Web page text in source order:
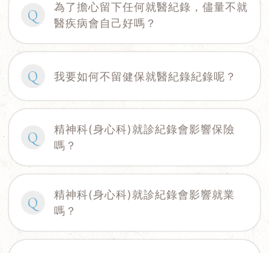
Q
為了擔心留下任何就醫紀錄，儘量不就
醫疾病會自己好嗎？
Q 我要如何不留健保就醫紀錄紀錄呢？
Q
精神科(身心科)就診紀錄會影響保險
嗎？
Q
精神科(身心科)就診紀錄會影響就業
嗎？